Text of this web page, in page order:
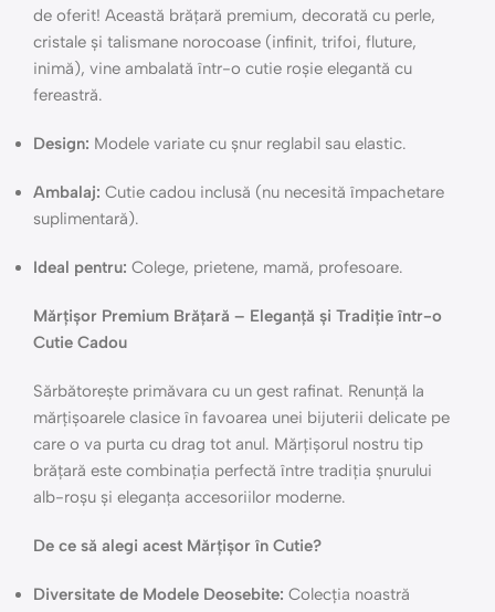
de oferit! Această brățară premium, decorată cu perle,
cristale și talismane norocoase (infinit, trifoi, fluture,
inimă), vine ambalată într-o cutie roșie elegantă cu
fereastră.
Design: Modele variate cu șnur reglabil sau elastic.
Ambalaj: Cutie cadou inclusă (nu necesită împachetare
suplimentară).
Ideal pentru: Colege, prietene, mamă, profesoare.
Mărțișor Premium Brățară – Eleganță și Tradiție într-o
Cutie Cadou
Sărbătorește primăvara cu un gest rafinat. Renunță la
mărțișoarele clasice în favoarea unei bijuterii delicate pe
care o va purta cu drag tot anul. Mărțișorul nostru tip
brățară este combinația perfectă între tradiția șnurului
alb-roșu și eleganța accesoriilor moderne.
De ce să alegi acest Mărțișor în Cutie?
Diversitate de Modele Deosebite: Colecția noastră